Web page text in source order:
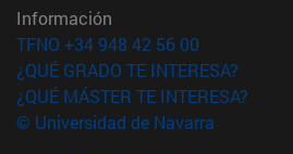
Información
TFNO +34 948 42 56 00
¿QUÉ GRADO TE INTERESA?
¿QUÉ MÁSTER TE INTERESA?
© Universidad de Navarra